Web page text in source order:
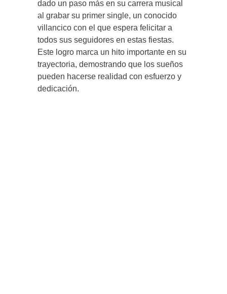
dado un paso más en su carrera musical
al grabar su primer single, un conocido
villancico con el que espera felicitar a
todos sus seguidores en estas fiestas.
Este logro marca un hito importante en su
trayectoria, demostrando que los sueños
pueden hacerse realidad con esfuerzo y
dedicación.